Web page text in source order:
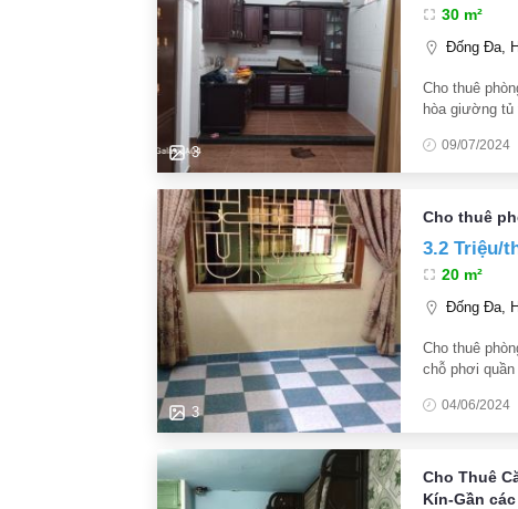
3
30 m²
Đống Đa,
Cho thuê
hòa giường
trường
09/07/2024
3
Cho thuê
3.2 Triệu/
20 m²
Đống Đa,
Cho thuê
chỗ phơi
đi 04/06/2024
Cho Thuê
Kín-Gần